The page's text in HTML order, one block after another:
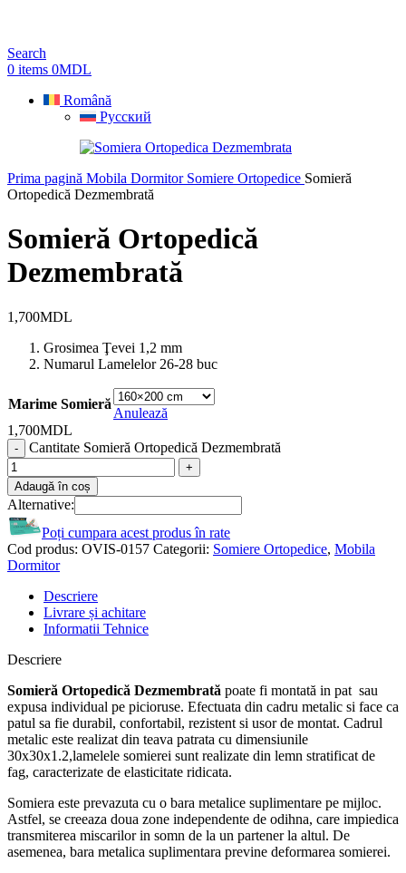
Search
0 items 0MDL
Română
Русский
Prima pagină Mobila Dormitor Somiere Ortopedice Somieră
Ortopedică Dezmembrată
Somieră Ortopedică
Dezmembrată
1,700MDL
Grosimea Ţevei 1,2 mm
Numarul Lamelelor 26-28 buc
Marime Somieră
Anulează
1,700MDL
Cantitate Somieră Ortopedică Dezmembrată
Adaugă în coș
Alternative:
Poți cumpara acest produs în rate
Cod produs: OVIS-0157 Categorii: Somiere Ortopedice, Mobila
Dormitor
Descriere
Livrare și achitare
Informatii Tehnice
Descriere
Somieră Ortopedică Dezmembrată poate fi montată in pat sau
expusa individual pe picioruse. Efectuata din cadru metalic si face ca
patul sa fie durabil, confortabil, rezistent si usor de montat. Cadrul
metalic este realizat din teava patrata cu dimensiunile
30x30x1.2,lamelele somierei sunt realizate din lemn stratificat de
fag, caracterizate de elasticitate ridicata.
Somiera este prevazuta cu o bara metalice suplimentare pe mijloc.
Astfel, se creeaza doua zone independente de odihna, care impiedica
transmiterea miscarilor in somn de la un partener la altul. De
asemenea, bara metalica suplimentara previne deformarea somierei.